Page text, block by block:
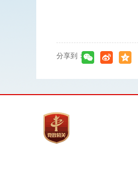
分享到：